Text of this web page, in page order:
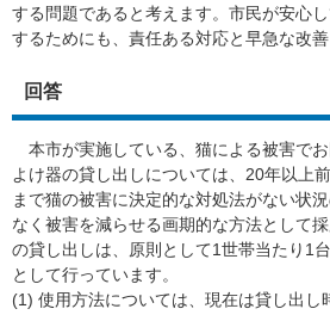
する問題であると考えます。市民が安心
するためにも、責任ある対応と早急な改
回答
本市が実施している、猫による被害で
よけ器の貸し出しについては、20年以上
まで猫の被害に決定的な対処法がない状
なく被害を減らせる画期的な方法として
の貸し出しは、原則として1世帯当たり1
として行っています。
(1) 使用方法については、現在は貸し出し